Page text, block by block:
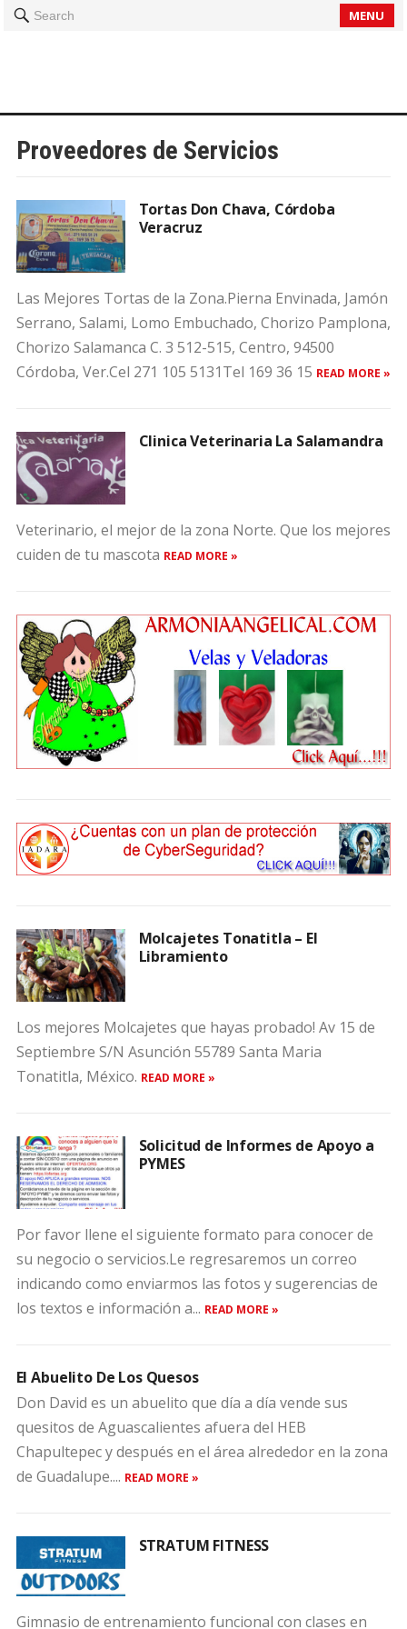
Search MENU
Proveedores de Servicios
Tortas Don Chava, Córdoba
Veracruz
Las Mejores Tortas de la Zona.Pierna Envinada, Jamón
Serrano, Salami, Lomo Embuchado, Chorizo Pamplona,
Chorizo Salamanca C. 3 512-515, Centro, 94500
Córdoba, Ver.Cel 271 105 5131Tel 169 36 15 READ MORE »
Clinica Veterinaria La Salamandra
Veterinario, el mejor de la zona Norte. Que los mejores
cuiden de tu mascota READ MORE »
Molcajetes Tonatitla – El
Libramiento
Los mejores Molcajetes que hayas probado! Av 15 de
Septiembre S/N Asunción 55789 Santa Maria
Tonatitla, México. READ MORE »
Solicitud de Informes de Apoyo a
PYMES
Por favor llene el siguiente formato para conocer de
su negocio o servicios.Le regresaremos un correo
indicando como enviarmos las fotos y sugerencias de
los textos e información a... READ MORE »
El Abuelito De Los Quesos
Don David es un abuelito que día a día vende sus
quesitos de Aguascalientes afuera del HEB
Chapultepec y después en el área alrededor en la zona
de Guadalupe.... READ MORE »
STRATUM FITNESS
Gimnasio de entrenamiento funcional con clases en